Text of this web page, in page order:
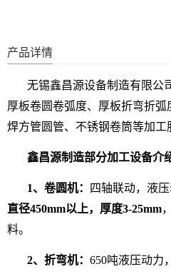
产品详情
无锡鑫昌源设备制造有限公
厚板卷圆卷弧度、厚板折弯折弧
焊方管圆管、不锈钢卷筒等加工
鑫昌源制造部分加工设备介
1、卷圆机： 四轴联动，液
直径450mm以上，厚度3-25mm
料。
2、折弯机： 650吨液压动力